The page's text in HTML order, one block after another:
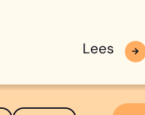
Lees